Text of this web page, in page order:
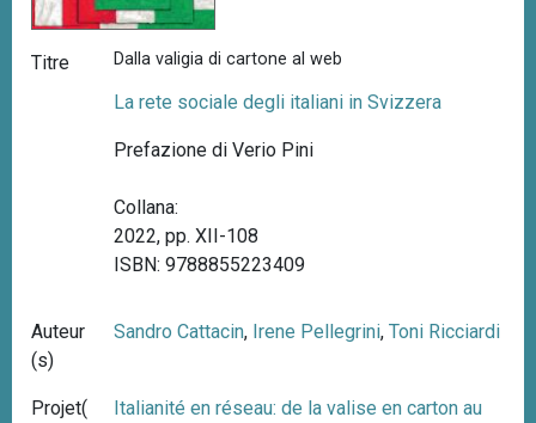
Titre Dalla valigia di cartone al web
La rete sociale degli italiani in Svizzera
Prefazione di Verio Pini
Collana:
2022, pp. XII-108
ISBN: 9788855223409
Auteur
(s)
Sandro Cattacin, Irene Pellegrini,Toni Ricciardi
Projet(
Italianité en réseau: de la valise en carton au